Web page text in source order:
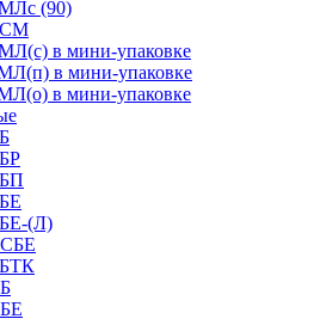
(90)
в мини-упаковке
в мини-упаковке
в мини-упаковке
(Л)